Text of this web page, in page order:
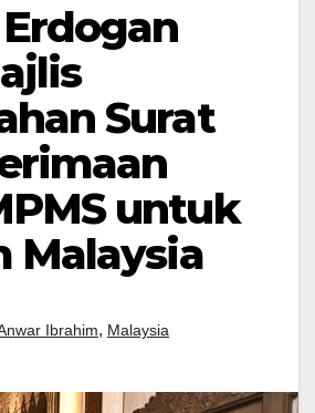
Surat
untuk
Malaysia
Ibrahim, Malaysia